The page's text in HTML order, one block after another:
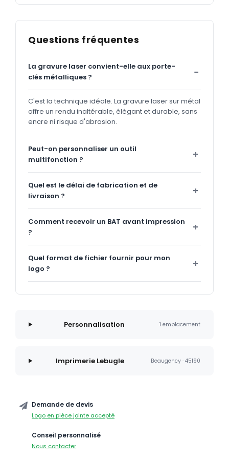
Questions fréquentes
La gravure laser convient-elle aux porte-
clés métalliques ?
C'est la technique idéale. La gravure laser sur métal
offre un rendu inaltérable, élégant et durable, sans
encre ni risque d'abrasion.
Peut-on personnaliser un outil
multifonction ?
Quel est le délai de fabrication et de
livraison ?
Comment recevoir un BAT avant impression
?
Quel format de fichier fournir pour mon
logo ?
Personnalisation 1 emplacement
Imprimerie Lebugle Beaugency · 45190
Demande de devis
Logo en pièce jointe accepté
Conseil personnalisé
Nous contacter